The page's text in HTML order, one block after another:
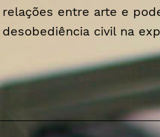
relações entre arte e
desobediência civil na